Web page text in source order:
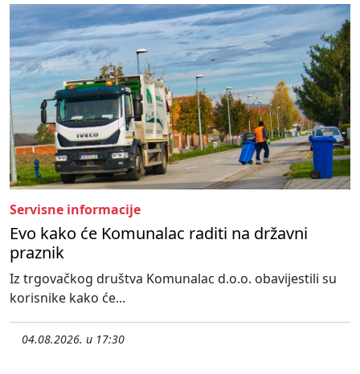
Servisne informacije
Evo kako će Komunalac raditi na državni
praznik
Iz trgovačkog društva Komunalac d.o.o. obavijestili su
korisnike kako će...
04.08.2026. u 17:30